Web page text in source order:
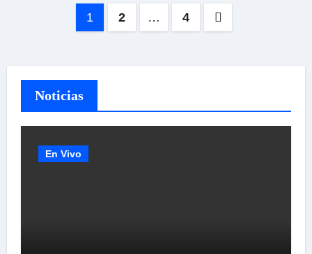
Paginación
entradas
1 2 … 4
Noticias
En Vivo